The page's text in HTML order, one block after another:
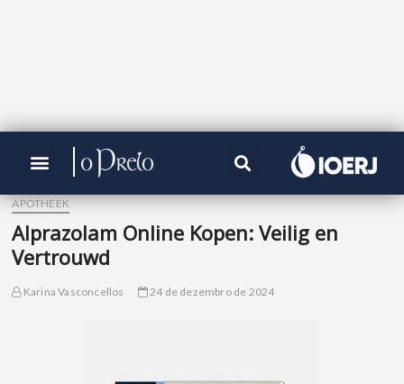
APOTHEEK
Alprazolam Online Kopen: Veilig en
Vertrouwd
Karina Vasconcellos 24 de dezembro de 2024